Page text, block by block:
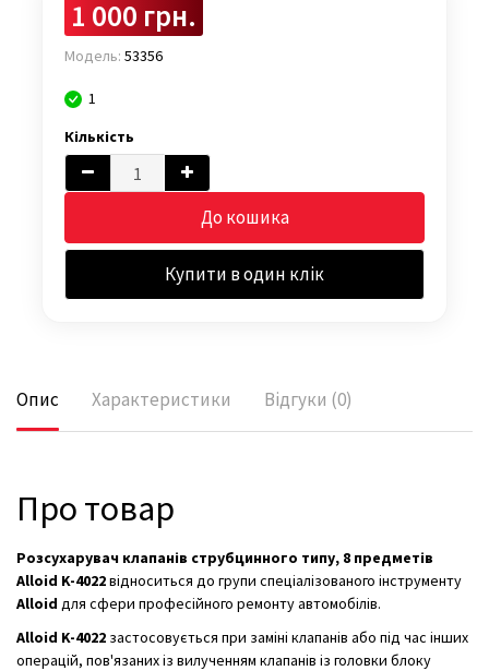
1 000 грн.
Модель: 53356
1
Кількість
До кошика
Купити в один клік
Опис Характеристики Відгуки (0)
Про товар
Розсухарувач клапанів струбцинного типу, 8 предметів
Alloid K-4022відноситься до групи спеціалізованого інструменту
Alloid для сфери професійного ремонту автомобілів.
Alloid K-4022 застосовується при заміні клапанів або під час інших
операцій, пов'язаних із вилученням клапанів із головки блоку